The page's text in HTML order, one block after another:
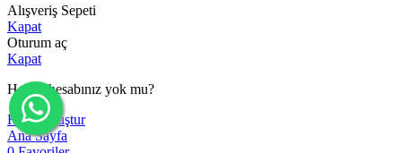
Alışveriş Sepeti
Kapat
Oturum aç
Kapat
Henüz hesabınız yok mu?
Hesap oluştur
Ana Sayfa